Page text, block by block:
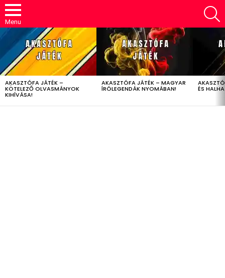
Menu
LATEST
STORIES
AKASZTÓFA JÁTÉK –
KÖTELEZŐ OLVASMÁNYOK
KIHÍVÁSA!
AKASZTÓFA JÁTÉK – MAGYAR
ÍRÓLEGENDÁK NYOMÁBAN! ÉS